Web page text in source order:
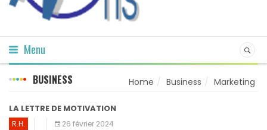
Menu
BUSINESS Home Business Marketing
LA LETTRE DE MOTIVATION
R.H. 26 février 2024